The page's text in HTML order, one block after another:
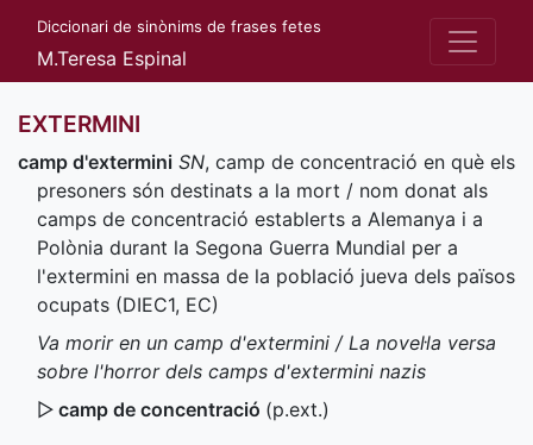
Diccionari de sinònims de frases fetes
M.Teresa Espinal
EXTERMINI
camp d'extermini SN, camp de concentració en què els
presoners són destinats a la mort / nom donat als
camps de concentració establerts a Alemanya i a
Polònia durant la Segona Guerra Mundial per a
l'extermini en massa de la població jueva dels països
ocupats (DIEC1, EC)
Va morir en un camp d'extermini / La novel·la versa
sobre l'horror dels camps d'extermini nazis
▷ camp de concentració (p.ext.)